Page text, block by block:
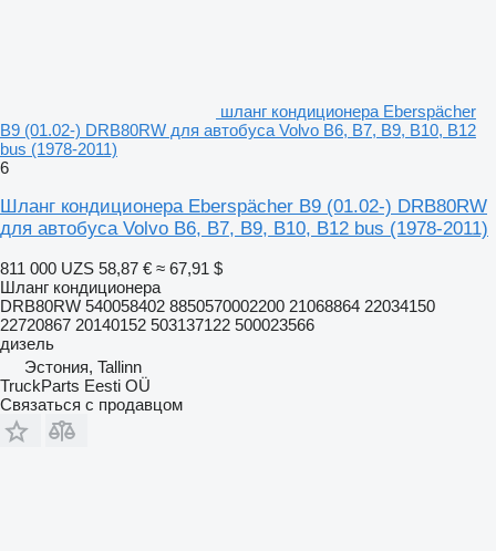
шланг кондиционера Eberspächer
B9 (01.02-) DRB80RW для автобуса Volvo B6, B7, B9, B10, B12
bus (1978-2011)
6
Шланг кондиционера Eberspächer B9 (01.02-) DRB80RW
для автобуса Volvo B6, B7, B9, B10, B12 bus (1978-2011)
811 000 UZS 58,87 € ≈ 67,91 $
Шланг кондиционера
DRB80RW 540058402 8850570002200 21068864 22034150
22720867 20140152 503137122 500023566
дизель
Эстония, Tallinn
TruckParts Eesti OÜ
Связаться с продавцом